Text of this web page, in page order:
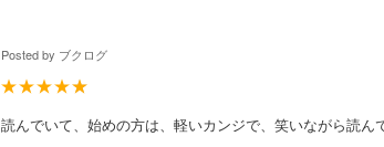
Posted by ブクログ
読んでいて、始めの方は、軽いカンジで、笑いながら読ん